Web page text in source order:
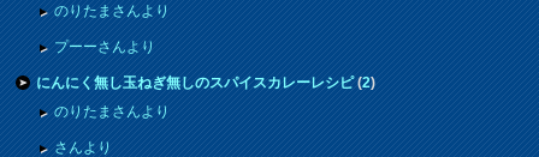
のりたまさんより
プーーさんより
にんにく無し玉ねぎ無しのスパイスカレーレシピ(2)
のりたまさんより
さんより